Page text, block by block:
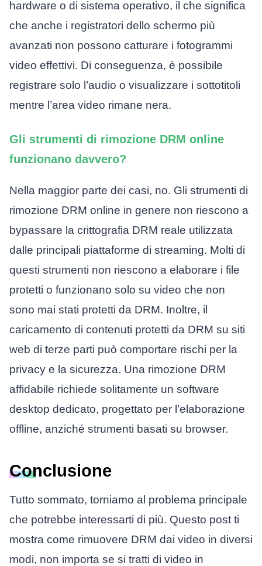
hardware o di sistema operativo, il che significa
che anche i registratori dello schermo più
avanzati non possono catturare i fotogrammi
video effettivi. Di conseguenza, è possibile
registrare solo l’audio o visualizzare i sottotitoli
mentre l’area video rimane nera.
Gli strumenti di rimozione DRM online
funzionano davvero?
Nella maggior parte dei casi, no. Gli strumenti di
rimozione DRM online in genere non riescono a
bypassare la crittografia DRM reale utilizzata
dalle principali piattaforme di streaming. Molti di
questi strumenti non riescono a elaborare i file
protetti o funzionano solo su video che non
sono mai stati protetti da DRM. Inoltre, il
caricamento di contenuti protetti da DRM su siti
web di terze parti può comportare rischi per la
privacy e la sicurezza. Una rimozione DRM
affidabile richiede solitamente un software
desktop dedicato, progettato per l’elaborazione
offline, anziché strumenti basati su browser.
Conclusione
Tutto sommato, torniamo al problema principale
che potrebbe interessarti di più. Questo post ti
mostra come rimuovere DRM dai video in diversi
modi, non importa se si tratti di video in